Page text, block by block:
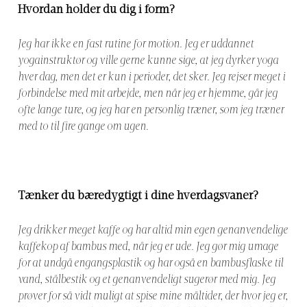
Hvordan holder du dig i form?
Jeg har ikke en fast rutine for motion. Jeg er uddannet
yogainstruktør og ville gerne kunne sige, at jeg dyrker yoga
hver dag, men det er kun i perioder, det sker. Jeg rejser meget i
forbindelse med mit arbejde, men når jeg er hjemme, går jeg
ofte lange ture, og jeg har en personlig træner, som jeg træner
med to til fire gange om ugen.
Tænker du bæredygtigt i dine hverdagsvaner?
Jeg drikker meget kaffe og har altid min egen genanvendelige
kaffekop af bambus med, når jeg er ude. Jeg gør mig umage
for at undgå engangsplastik og har også en bambusflaske til
vand, stålbestik og et genanvendeligt sugerør med mig. Jeg
prøver for så vidt muligt at spise mine måltider, der hvor jeg er,